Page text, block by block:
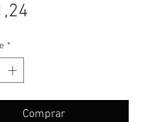
*
Comprar